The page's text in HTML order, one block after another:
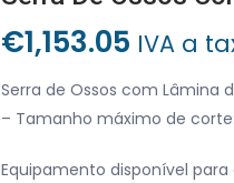
€1,153.05 IVA a
Serra de Ossos com Lâmina
– Tamanho máximo de
Equipamento disponível para